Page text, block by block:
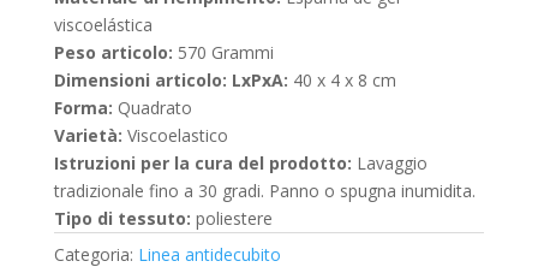
viscoelástica
Peso articolo: ‎570 Grammi
Dimensioni articolo: LxPxA: 40 x 4 x 8 cm
Forma: Quadrato
Varietà: Viscoelastico
Istruzioni per la cura del prodotto: Lavaggio
tradizionale fino a 30 gradi. Panno o spugna inumidita.
Tipo di tessuto: poliestere
Categoria: Linea antidecubito